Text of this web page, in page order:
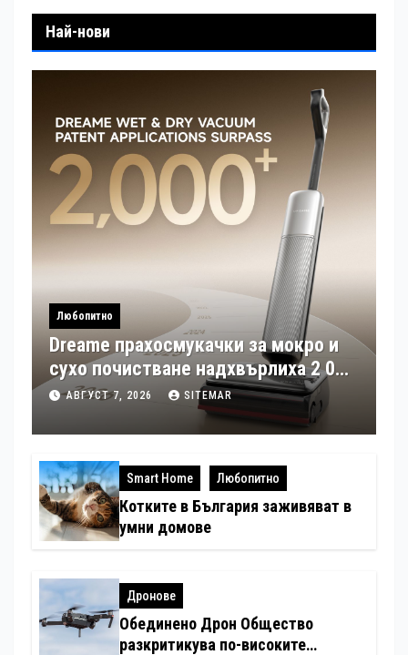
Най-нови
Любопитно
Dreame прахосмукачки за мокро и
сухо почистване надхвърлиха 2 000
патентни заявки в световен мащаб
АВГУСТ 7, 2026 SITEMAR
Smart Home Любопитно
Котките в България заживяват в
умни домове
Дронове
Обединено Дрон Общество
разкритикува по-високите